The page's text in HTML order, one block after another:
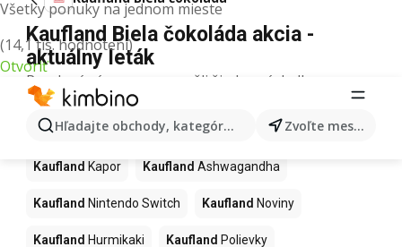
Všetky ponuky na jednom mieste
(14,1 tis. hodnotení)
Otvoriť
Hľadajte obchody, kategórie, produkty... Zvoľte mesto
Kaufland Biela čokoláda akcia -
aktuálny leták
Pre daný výraz sme nenašli žiadne výsledky.
Ďalšie produkty v obchodoch
Kaufland
Kaufland Kapor Kaufland Ashwagandha
Kaufland Nintendo Switch Kaufland Noviny
Kaufland Hurmikaki Kaufland Polievky